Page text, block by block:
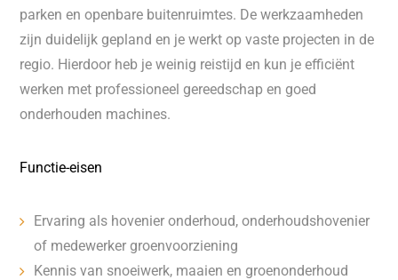
parken en openbare buitenruimtes. De werkzaamheden
zijn duidelijk gepland en je werkt op vaste projecten in de
regio. Hierdoor heb je weinig reistijd en kun je efficiënt
werken met professioneel gereedschap en goed
onderhouden machines.
Functie-eisen
Ervaring als hovenier onderhoud, onderhoudshovenier
of medewerker groenvoorziening
Kennis van snoeiwerk, maaien en groenonderhoud